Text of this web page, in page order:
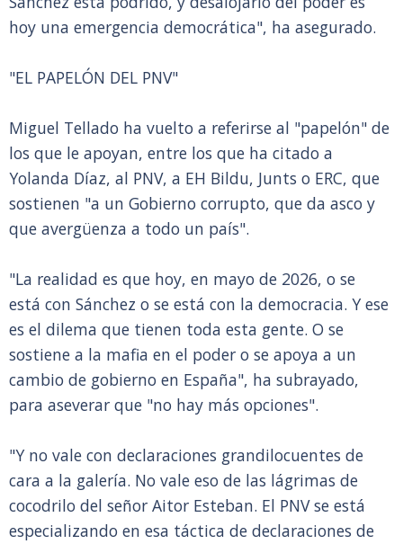
hoy una emergencia democrática", ha asegurado.
"EL PAPELÓN DEL PNV"
Miguel Tellado ha vuelto a referirse al "papelón" de
los que le apoyan, entre los que ha citado a
Yolanda Díaz, al PNV, a EH Bildu, Junts o ERC, que
sostienen "a un Gobierno corrupto, que da asco y
que avergüenza a todo un país".
"La realidad es que hoy, en mayo de 2026, o se
está con Sánchez o se está con la democracia. Y ese
es el dilema que tienen toda esta gente. O se
sostiene a la mafia en el poder o se apoya a un
cambio de gobierno en España", ha subrayado,
para aseverar que "no hay más opciones".
"Y no vale con declaraciones grandilocuentes de
cara a la galería. No vale eso de las lágrimas de
cocodrilo del señor Aitor Esteban. El PNV se está
especializando en esa táctica de declaraciones de